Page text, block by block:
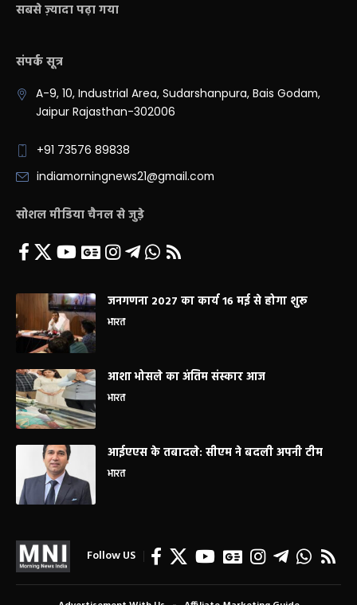
सबसे ज़्यादा पढ़ा गया
संपर्क सूत्र
A-9, 10, Industrial Area, Sudarshanpura, Bais Godam,
Jaipur Rajasthan-302006
+91 73576 89838
indiamorningnews21@gmail.com
सोशल मीडिया चैनल से जुड़े
जनगणना 2027 का कार्य 16 मई से होगा शुरू
भारत
आशा भोसले का अंतिम संस्कार आज
भारत
आईएएस के तबादले: सीएम ने बदली अपनी टीम
भारत
Follow US